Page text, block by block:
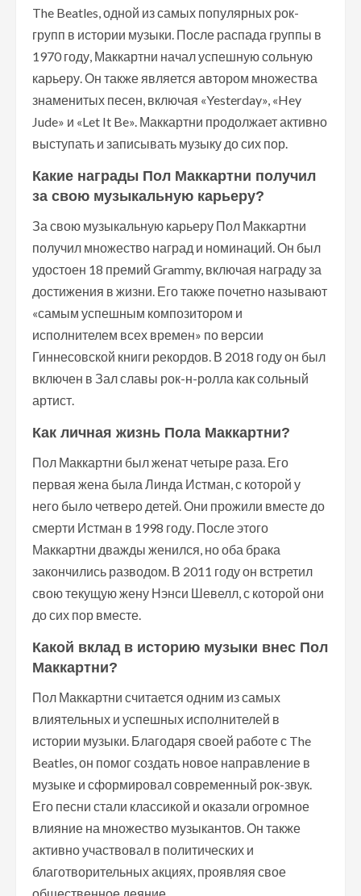
The Beatles, одной из самых популярных рок-
групп в истории музыки. После распада группы в
1970 году, Маккартни начал успешную сольную
карьеру. Он также является автором множества
знаменитых песен, включая «Yesterday», «Hey
Jude» и «Let It Be». Маккартни продолжает активно
выступать и записывать музыку до сих пор.
Какие награды Пол Маккартни получил
за свою музыкальную карьеру?
За свою музыкальную карьеру Пол Маккартни
получил множество наград и номинаций. Он был
удостоен 18 премий Grammy, включая награду за
достижения в жизни. Его также почетно называют
«самым успешным композитором и
исполнителем всех времен» по версии
Гиннесовской книги рекордов. В 2018 году он был
включен в Зал славы рок-н-ролла как сольный
артист.
Как личная жизнь Пола Маккартни?
Пол Маккартни был женат четыре раза. Его
первая жена была Линда Истман, с которой у
него было четверо детей. Они прожили вместе до
смерти Истман в 1998 году. После этого
Маккартни дважды женился, но оба брака
закончились разводом. В 2011 году он встретил
свою текущую жену Нэнси Шевелл, с которой они
до сих пор вместе.
Какой вклад в историю музыки внес Пол
Маккартни?
Пол Маккартни считается одним из самых
влиятельных и успешных исполнителей в
истории музыки. Благодаря своей работе с The
Beatles, он помог создать новое направление в
музыке и сформировал современный рок-звук.
Его песни стали классикой и оказали огромное
влияние на множество музыкантов. Он также
активно участвовал в политических и
благотворительных акциях, проявляя свое